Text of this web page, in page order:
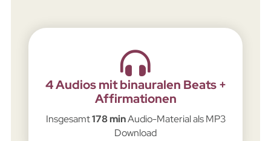
4 Audios mit binauralen Beats +
Affirmationen
Insgesamt178 minAudio-Material als MP3
Download